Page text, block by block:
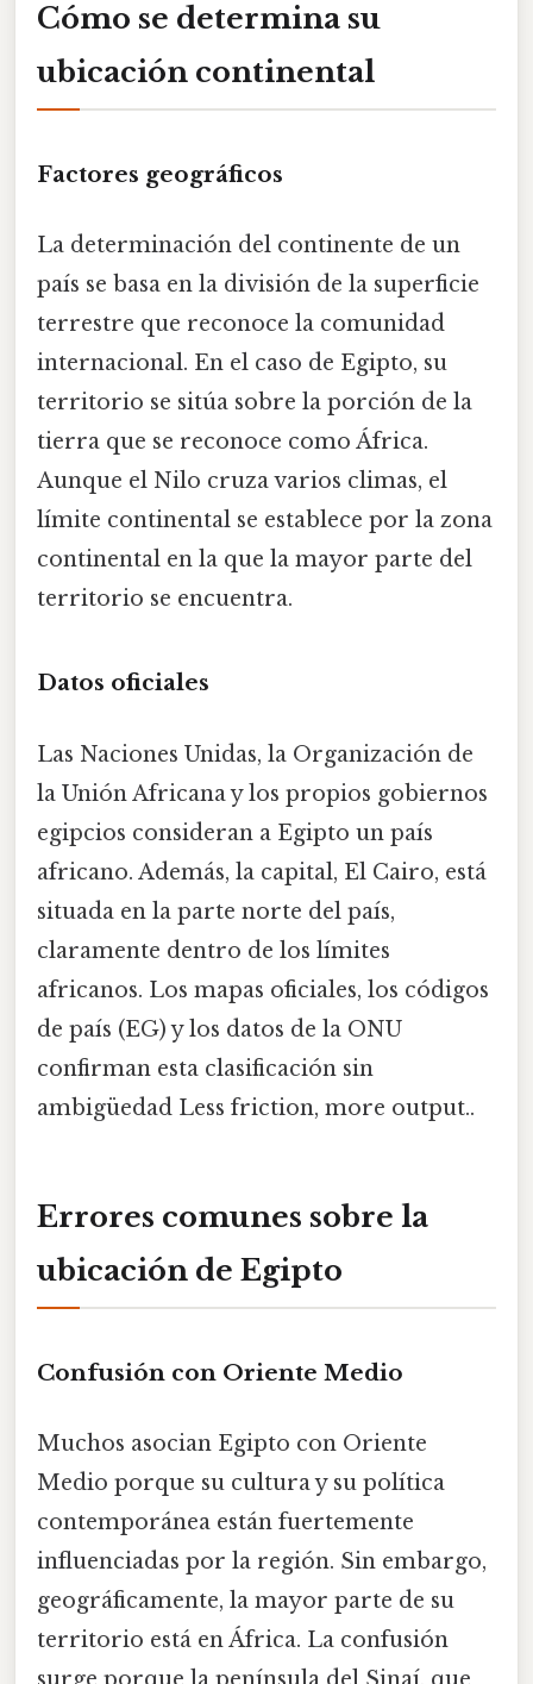
Cómo se determina su
ubicación continental
Factores geográficos
La determinación del continente de un
país se basa en la división de la superficie
terrestre que reconoce la comunidad
internacional. En el caso de Egipto, su
territorio se sitúa sobre la porción de la
tierra que se reconoce como África.
Aunque el Nilo cruza varios climas, el
límite continental se establece por la zona
continental en la que la mayor parte del
territorio se encuentra.
Datos oficiales
Las Naciones Unidas, la Organización de
la Unión Africana y los propios gobiernos
egipcios consideran a Egipto un país
africano. Además, la capital, El Cairo, está
situada en la parte norte del país,
claramente dentro de los límites
africanos. Los mapas oficiales, los códigos
de país (EG) y los datos de la ONU
confirman esta clasificación sin
ambigüedad Less friction, more output..
Errores comunes sobre la
ubicación de Egipto
Confusión con Oriente Medio
Muchos asocian Egipto con Oriente
Medio porque su cultura y su política
contemporánea están fuertemente
influenciadas por la región. Sin embargo,
geográficamente, la mayor parte de su
territorio está en África. La confusión